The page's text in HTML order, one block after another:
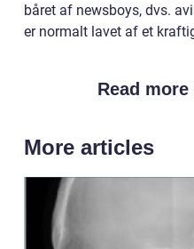
båret af newsboys, dvs.
er normalt lavet af et
Read
More articles